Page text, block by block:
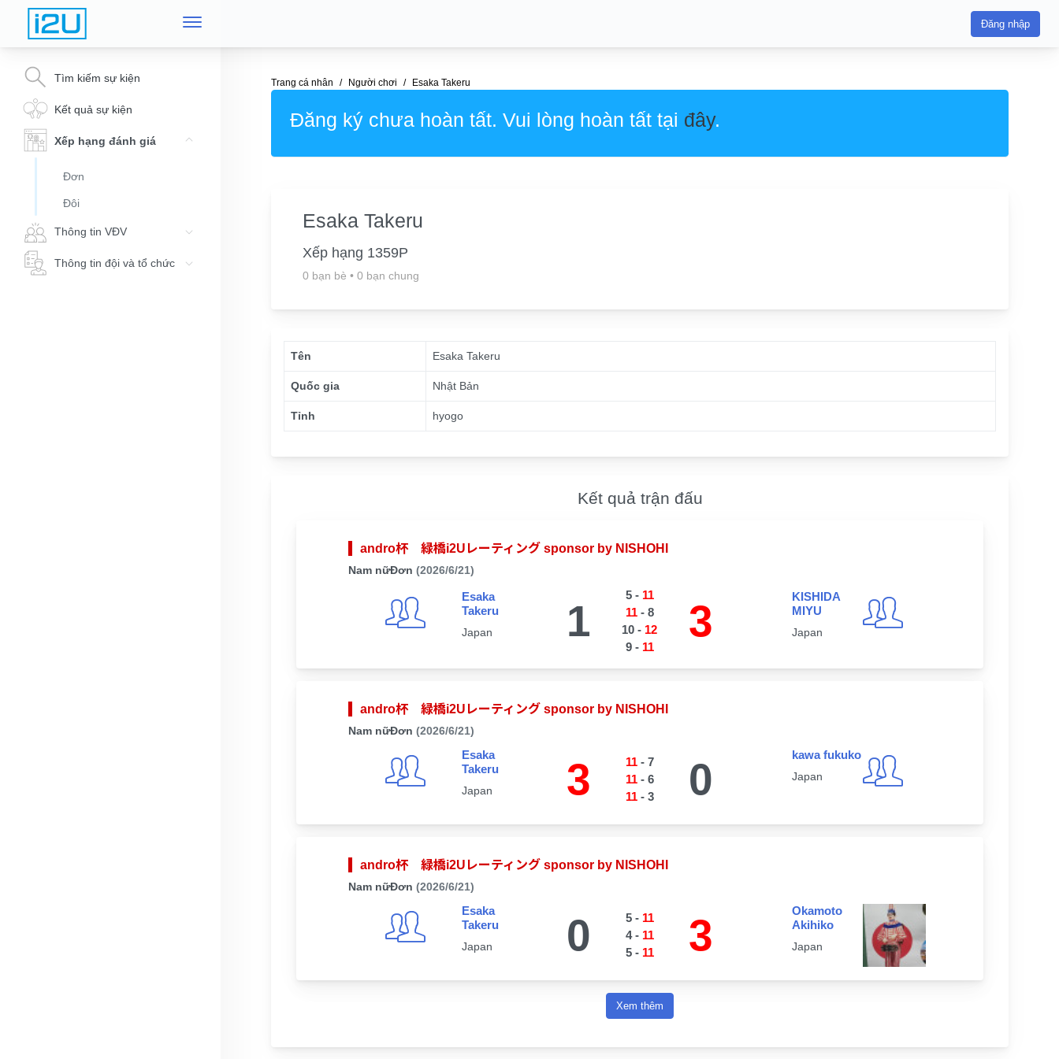
Đăng nhập
Tìm kiếm sự kiện
Kết quả sự kiện
Xếp hạng đánh giá
Đơn
Đôi
Thông tin VĐV
Thông tin đội và tổ chức
Trang cá nhân Người chơi Esaka Takeru
Đăng ký chưa hoàn tất. Vui lòng hoàn tất tại đây.
Esaka Takeru
Xếp hạng 1359P
0 bạn bè • 0 bạn chung
Tên Esaka Takeru
Quốc gia Nhật Bản
Tỉnh hyogo
Kết quả trận đấu
andro杯 緑橋i2Uレーティング sponsor by NISHOHI
Nam nữĐơn (2026/6/21)
Esaka
Takeru
Japan 1
5- 11
11- 8
10 - 12
9- 11
3
KISHIDA
MIYU
Japan
andro杯 緑橋i2Uレーティング sponsor by NISHOHI
Nam nữĐơn (2026/6/21)
Esaka
Takeru
Japan 3 11- 7
11- 6
11- 3 0
kawa fukuko
Japan
andro杯 緑橋i2Uレーティング sponsor by NISHOHI
Nam nữĐơn (2026/6/21)
Esaka
Takeru
Japan 0 5- 11
4- 11
5- 11 3
Okamoto
Akihiko
Japan
Xem thêm